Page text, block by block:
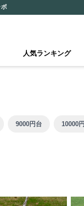
人気ランキング
9000円台 10000